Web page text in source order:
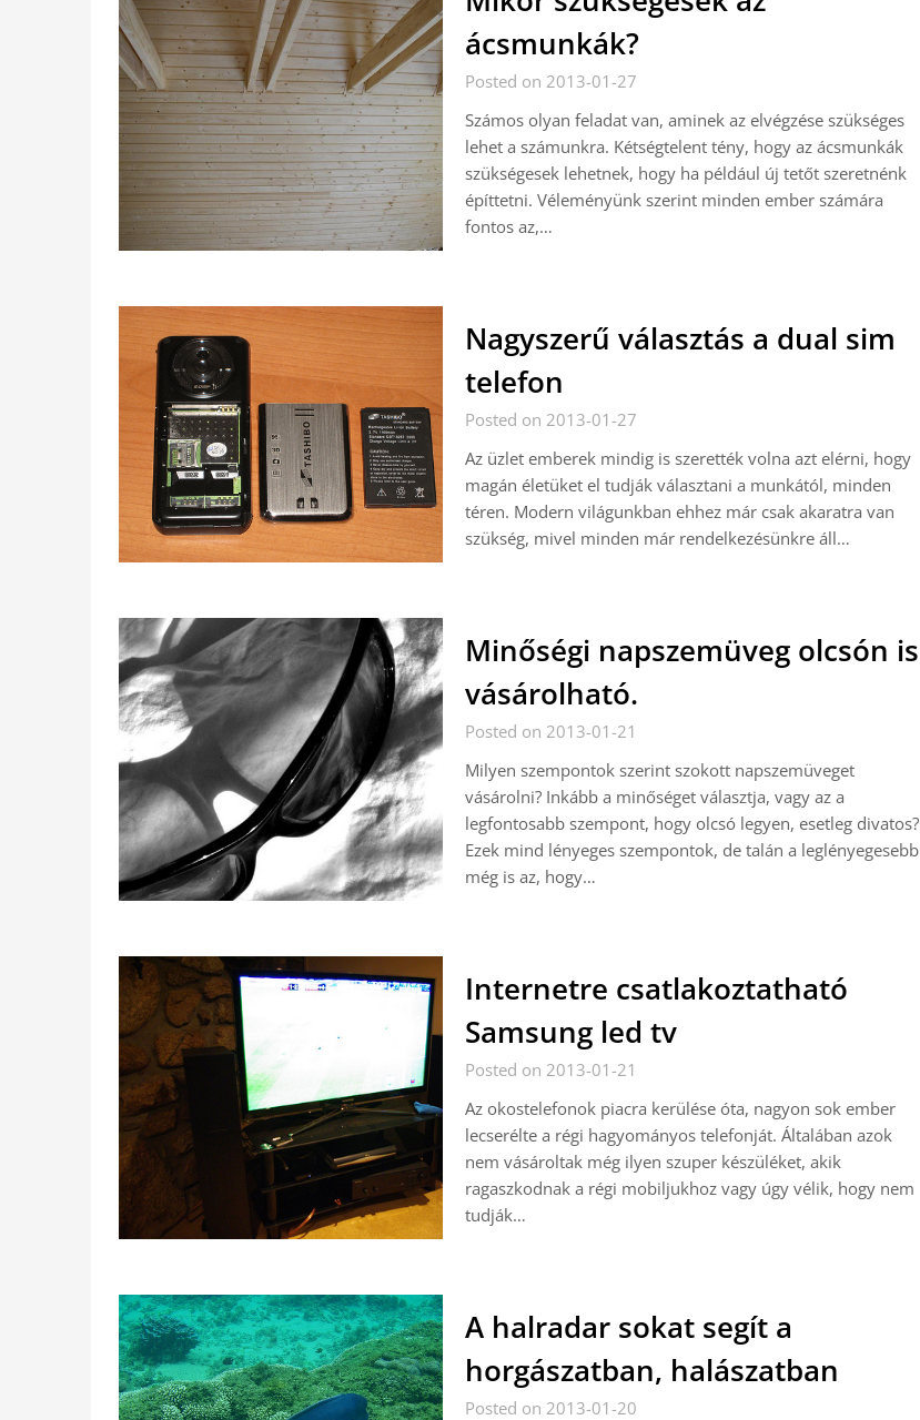
ácsmunkák?
Posted on 2013-01-27
Számos olyan feladat van, aminek az elvégzése szükséges
lehet a számunkra. Kétségtelent tény, hogy az ácsmunkák
szükségesek lehetnek, hogy ha például új tetőt szeretnénk
építtetni. Véleményünk szerint minden ember számára
fontos az,…
Nagyszerű választás a dual sim
telefon
Posted on 2013-01-27
Az üzlet emberek mindig is szerették volna azt elérni, hogy
magán életüket el tudják választani a munkától, minden
téren. Modern világunkban ehhez már csak akaratra van
szükség, mivel minden már rendelkezésünkre áll…
Minőségi napszemüveg olcsón is
vásárolható.
Posted on 2013-01-21
Milyen szempontok szerint szokott napszemüveget
vásárolni? Inkább a minőséget választja, vagy az a
legfontosabb szempont, hogy olcsó legyen, esetleg divatos?
Ezek mind lényeges szempontok, de talán a leglényegesebb
még is az, hogy…
Internetre csatlakoztatható
Samsung led tv
Posted on 2013-01-21
Az okostelefonok piacra kerülése óta, nagyon sok ember
lecserélte a régi hagyományos telefonját. Általában azok
nem vásároltak még ilyen szuper készüléket, akik
ragaszkodnak a régi mobiljukhoz vagy úgy vélik, hogy nem
tudják…
A halradar sokat segít a
horgászatban, halászatban
Posted on 2013-01-20